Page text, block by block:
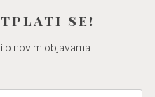
se!
o novim objavama